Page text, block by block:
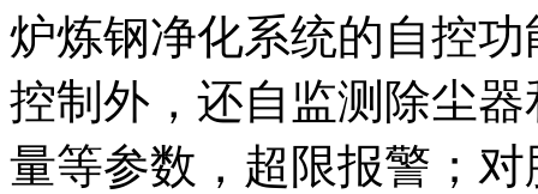
炉炼钢净化系统的自控
控制外，还自监测除尘
量等参数，超限报警；